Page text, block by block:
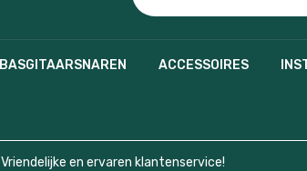
BASGITAARSNAREN ACCESSOIRES
Vriendelijke en ervaren klantenservice!